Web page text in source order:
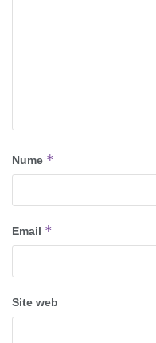
Nume *
Email *
Site web